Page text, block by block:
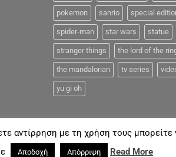
pokemon sanrio special
spider-man star wars statue
stranger things the lord of the
the mandalorian tv series
yu gi oh
αντίρρηση με τη χρήση τους μπορείτε
Αποδοχή Απόρριψη Read More